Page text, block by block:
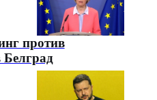
против
Белград